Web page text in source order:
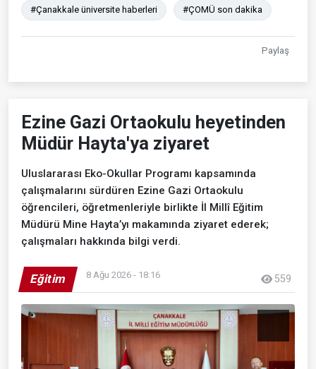
#Çanakkale üniversite haberleri #ÇOMÜ son dakika
Paylaş
Ezine Gazi Ortaokulu heyetinden
Müdür Hayta'ya ziyaret
Uluslararası Eko-Okullar Programı kapsamında
çalışmalarını sürdüren Ezine Gazi Ortaokulu
öğrencileri, öğretmenleriyle birlikte İl Millî Eğitim
Müdürü Mine Hayta’yı makamında ziyaret ederek;
çalışmaları hakkında bilgi verdi.
Eğitim 8 Ağu 2026 - 18:16 559